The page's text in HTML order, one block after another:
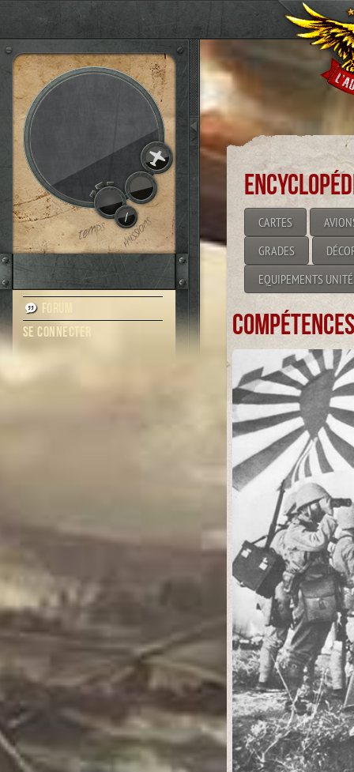
/
Forum
Se connecter
CARTES
GRADES
EQUIPEMENTS